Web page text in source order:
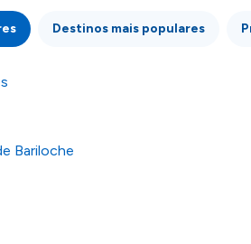
precisão da informação
verifique com atenção todas
website do parceiro antes de
Para mais detalhes verifique
e Condições
Destinos mais populares
Bariloche